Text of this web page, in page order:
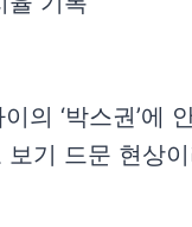
의 ‘박스권’에
기 드문 현상